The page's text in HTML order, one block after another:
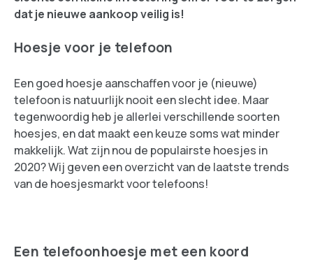
dat je nieuwe aankoop veilig is!
Hoesje voor je telefoon
Een goed hoesje aanschaffen voor je (nieuwe)
telefoon is natuurlijk nooit een slecht idee. Maar
tegenwoordig heb je allerlei verschillende soorten
hoesjes, en dat maakt een keuze soms wat minder
makkelijk. Wat zijn nou de populairste hoesjes in
2020? Wij geven een overzicht van de laatste trends
van de hoesjesmarkt voor telefoons!
Een telefoonhoesje met een koord